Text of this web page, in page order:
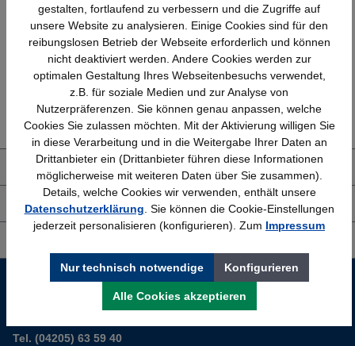
Schnelle Lieferung
Bundesweit
Topmarken
Faire Preise
Erfahrung
Bewährt seit 1958
Kostenlose Beratung
(04205) 635940
Über uns
Shop Service
Sie planen ein neues Büro? Wir helfen Ihnen kostenlos dabei.
Tel. (04205) 63 59 40
gestalten, fortlaufend zu verbessern und die Zugriffe auf
unsere Website zu analysieren. Einige Cookies sind für den
reibungslosen Betrieb der Webseite erforderlich und können
nicht deaktiviert werden. Andere Cookies werden zur
optimalen Gestaltung Ihres Webseitenbesuchs verwendet,
z.B. für soziale Medien und zur Analyse von
Nutzerpräferenzen. Sie können genau anpassen, welche
Cookies Sie zulassen möchten. Mit der Aktivierung willigen Sie
in diese Verarbeitung und in die Weitergabe Ihrer Daten an
Drittanbieter ein (Drittanbieter führen diese Informationen
möglicherweise mit weiteren Daten über Sie zusammen).
Details, welche Cookies wir verwenden, enthält unsere
Datenschutzerklärung . Sie können die Cookie-Einstellungen
jederzeit personalisieren (konfigurieren). Zum Impressum
Nur technisch notwendige Konfigurieren
Alle Cookies akzeptieren